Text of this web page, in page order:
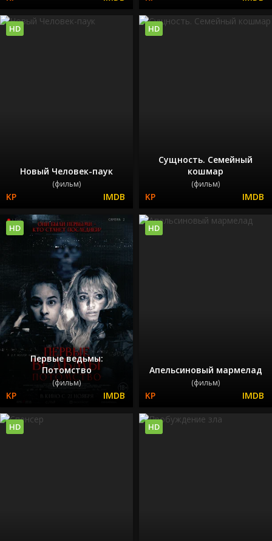
Новый Человек-паук
(фильм)
HD
Сущность. Семейный
кошмар
(фильм)
HD
Первые ведьмы:
Потомство
(фильм)
HD
Апельсиновый мармелад
(фильм)
HD
HD HD